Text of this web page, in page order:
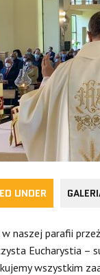
UNDER
w naszej parafii
Eucharystia –
wszystkim